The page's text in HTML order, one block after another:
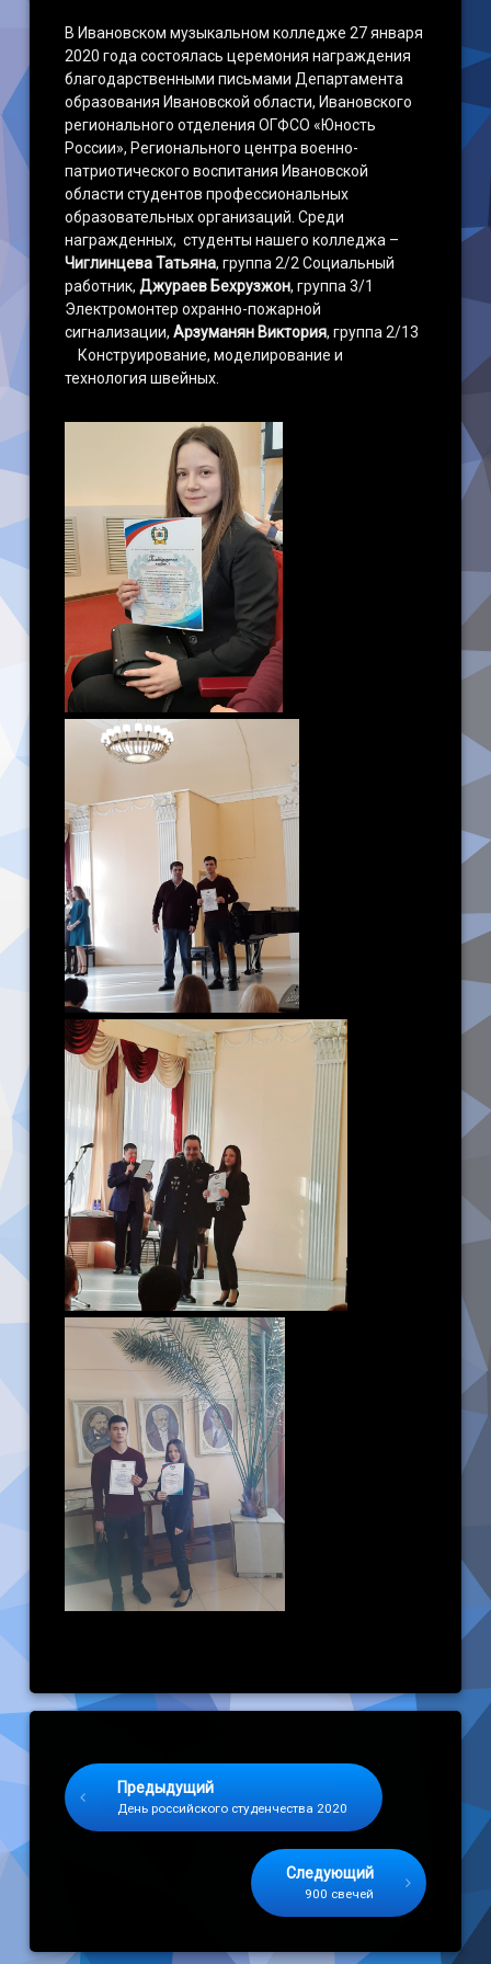
В Ивановском музыкальном колледже 27 января
2020 года состоялась церемония награждения
благодарственными письмами Департамента
образования Ивановской области, Ивановского
регионального отделения ОГФСО «Юность
России», Регионального центра военно-
патриотического воспитания Ивановской
области студентов профессиональных
образовательных организаций. Среди
награжденных, студенты нашего колледжа –
Чиглинцева Татьяна, группа 2/2 Социальный
работник,Джураев Бехрузжон, группа 3/1
Электромонтер охранно-пожарной
сигнализации,Арзуманян Виктория, группа 2/13
Конструирование, моделирование и
технология швейных.
Предыдущий
День российского студенчества 2020
Следующий
900 свечей